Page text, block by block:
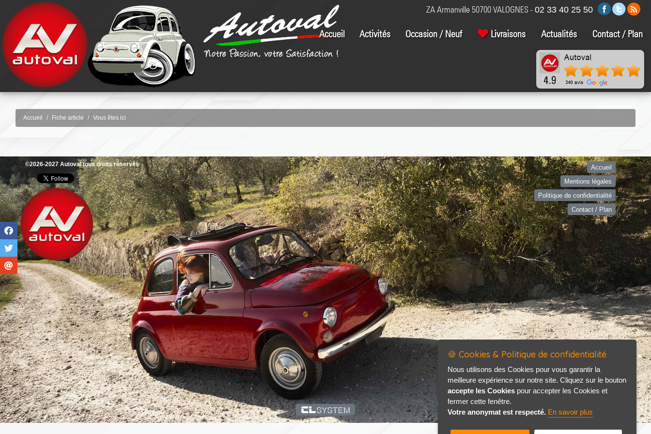
ZA Armanville 50700 VALOGNES - 02 33 40 25 50
Accueil Activités Occasion / Neuf Livraisons Actualités Contact / Plan
Accueil Fiche article Vous êtes ici
©2026-2027 Autoval tous droits réservés
Accueil
Mentions légales
Politique de confidentialité
Contact / Plan
🍪 Cookies & Politique de confidentialité
Nous utilisons des Cookies pour vous garantir la
meilleure expérience sur notre site. Cliquez sur le bouton
accepte les Cookies pour accepter les Cookies et
fermer cette fenêtre.
Votre anonymat est respecté. En savoir plus